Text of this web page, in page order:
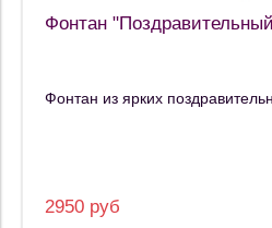
Фонтан
Фонтан из ярких
2950 руб